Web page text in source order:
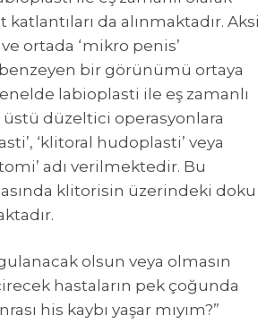
da alınmaktadır. Aksi
ortada ‘mikro penis’
bir görünümü ortaya
labioplasti ile eş zamanlı
üstü düzeltici operasyonlara
‘klitoral hudoplasti’ veya
adı verilmektedir. Bu
klitorisin üzerindeki doku
olsun veya olmasın
hastaların pek çoğunda
his kaybı yaşar mıyım?”